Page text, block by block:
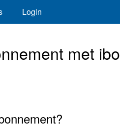
Login
met ibo